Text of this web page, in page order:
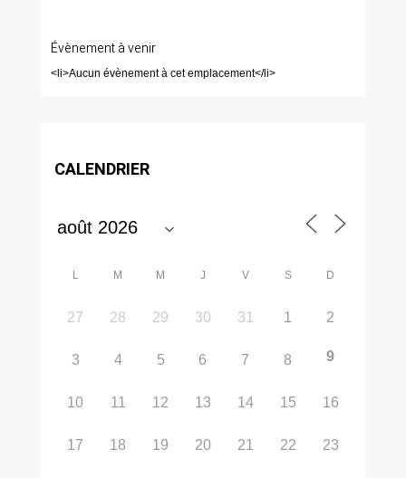
Évènement à venir
<li>Aucun évènement à cet emplacement</li>
CALENDRIER
L M M J V S D
27 28 29 30 31 1 2
3 4 5 6 7 8 9
10 11 12 13 14 15 16
17 18 19 20 21 22 23